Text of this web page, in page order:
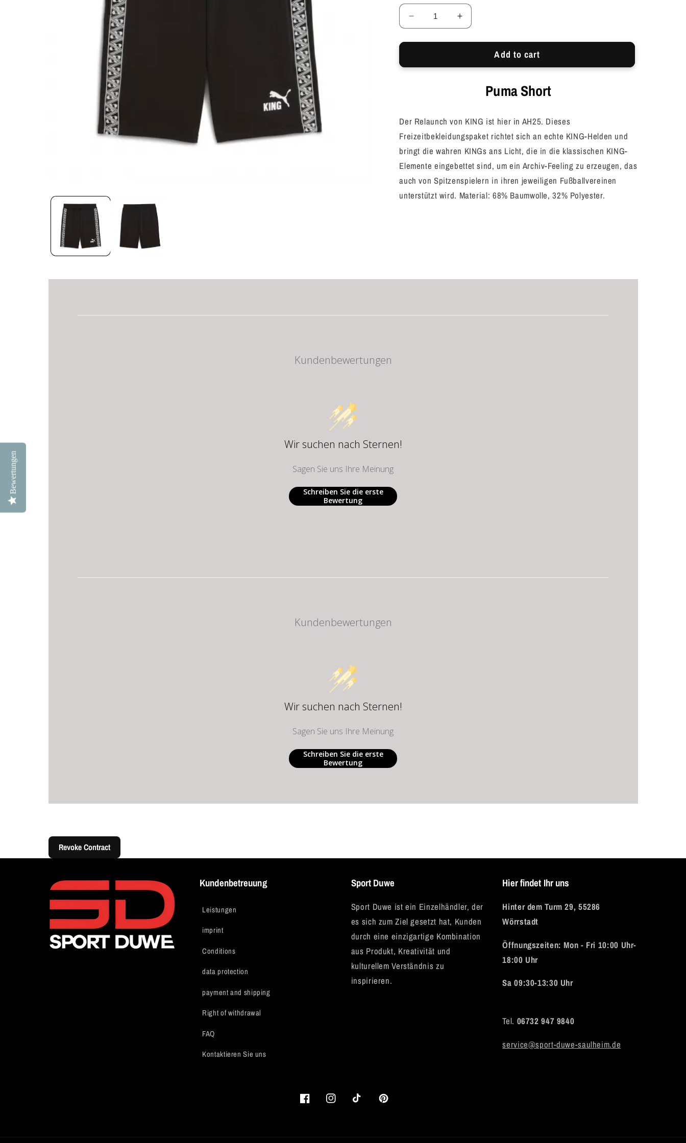
Decrease
quantity
for
Short
Increase
quantity
for
Short
Add to cart
Puma Short
Der Relaunch von KING ist hier in AH25. Dieses
Freizeitbekleidungspaket richtet sich an echte KING-Helden und
bringt die wahren KINGs ans Licht, die in die klassischen KING-
Elemente eingebettet sind, um ein Archiv-Feeling zu erzeugen, das
auch von Spitzenspielern in ihren jeweiligen Fußballvereinen
unterstützt wird. Material: 68% Baumwolle, 32% Polyester.
Kundenbewertungen
Wir suchen nach Sternen!
Sagen Sie uns Ihre Meinung
Schreiben Sie die erste
Bewertung
Kundenbewertungen
Wir suchen nach Sternen!
Sagen Sie uns Ihre Meinung
Schreiben Sie die erste
Bewertung
Revoke Contract
Kundenbetreuung
Leistungen
imprint
Conditions
data protection
payment and shipping
Right of withdrawal
FAQ
Kontaktieren Sie uns
Sport Duwe
Sport Duwe ist ein Einzelhändler, der
es sich zum Ziel gesetzt hat, Kunden
durch eine einzigartige Kombination
aus Produkt, Kreativität und
kulturellem Verständnis zu
inspirieren.
Hier findet Ihr uns
Hinter dem Turm 29, 55286
Wörrstadt
Öffnungszeiten: Mon - Fri 10:00 Uhr-
18:00 Uhr
Sa 09:30-13:30 Uhr
Tel. 06732 947 9840
service@sport-duwe-saulheim.de
FacebookInstagramTikTok Pinterest
Bewertungen